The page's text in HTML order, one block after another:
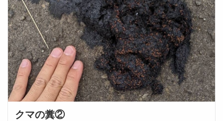
クマの糞②